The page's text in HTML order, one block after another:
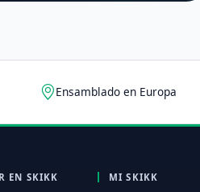
Ensamblado en Europa
EN SKIKK MI SKIKK